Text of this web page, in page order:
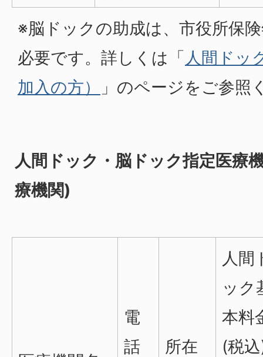
※脳ドックの助成は、市役所保
必要です。詳しくは「 人間ドッ
加入の方）
」のページをご参照
人間ドック・脳ドック指定医療
療機関)
電
話
所在
人間
ック
本料
(税